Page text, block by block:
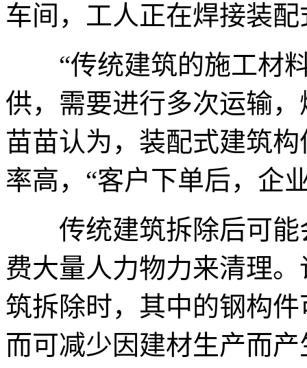
车间，工人正在焊接装
“传统建筑的施工材料
供，需要进行多次运输
苗苗认为，装配式建筑
率高，“客户下单后，企
传统建筑拆除后可能
费大量人力物力来清理
筑拆除时，其中的钢构
而可减少因建材生产而